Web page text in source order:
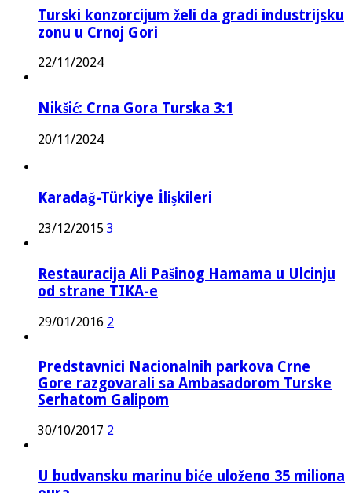
Turski konzorcijum želi da gradi industrijsku
zonu u Crnoj Gori
22/11/2024
Nikšić: Crna Gora Turska 3:1
20/11/2024
Karadağ-Türkiye İlişkileri
23/12/2015 3
Restauracija Ali Pašinog Hamama u Ulcinju
od strane TIKA-e
29/01/2016 2
Predstavnici Nacionalnih parkova Crne
Gore razgovarali sa Ambasadorom Turske
Serhatom Galipom
30/10/2017 2
U budvansku marinu biće uloženo 35 miliona